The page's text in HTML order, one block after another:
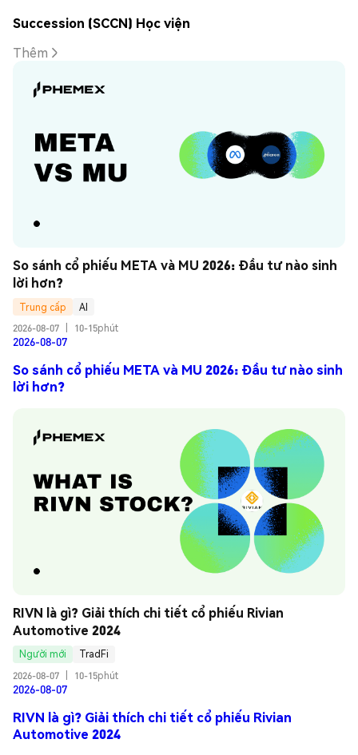
Succession (SCCN) Học viện
Thêm
So sánh cổ phiếu META và MU 2026: Đầu tư nào sinh
lời hơn?
Trung cấp
AI
2026-08-07
10-15phút
2026-08-07
So sánh cổ phiếu META và MU 2026: Đầu tư nào sinh
lời hơn?
RIVN là gì? Giải thích chi tiết cổ phiếu Rivian
Automotive 2024
Người mới
TradFi
2026-08-07
10-15phút
2026-08-07
RIVN là gì? Giải thích chi tiết cổ phiếu Rivian
Automotive 2024